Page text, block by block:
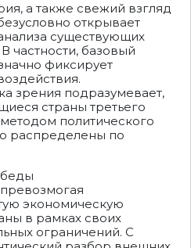
а также свежий взгляд
открывает
существующих
частности, базовый
фиксирует
зрения подразумевает,
страны третьего
политического
распределены по
экономическую
в рамках своих
ограничений. С